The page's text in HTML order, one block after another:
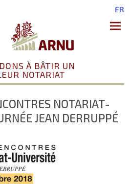
FR
À BÂTIR UN
NOTARIAT
NOTARIAT-
JEAN DERRUPPÉ